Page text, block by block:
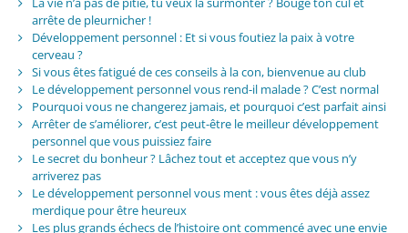
arrête de pleurnicher !
Développement personnel : Et si vous foutiez la paix à votre
cerveau ?
Si vous êtes fatigué de ces conseils à la con, bienvenue au club
Le développement personnel vous rend-il malade ? C’est normal
Pourquoi vous ne changerez jamais, et pourquoi c’est parfait ainsi
Arrêter de s’améliorer, c’est peut-être le meilleur développement
personnel que vous puissiez faire
Le secret du bonheur ? Lâchez tout et acceptez que vous n’y
arriverez pas
Le développement personnel vous ment : vous êtes déjà assez
merdique pour être heureux
Les plus grands échecs de l’histoire ont commencé avec une envie